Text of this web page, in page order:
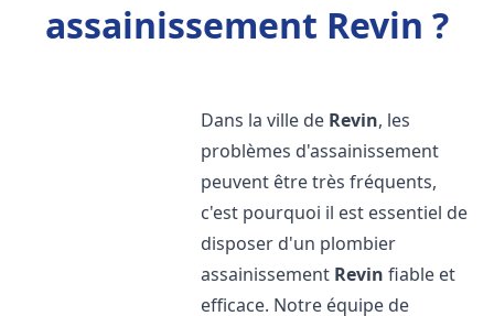
assainissement Revin ?
Dans la ville de Revin, les
problèmes d'assainissement
peuvent être très fréquents,
c'est pourquoi il est essentiel de
disposer d'un plombier
assainissement Revin fiable et
efficace. Notre équipe de